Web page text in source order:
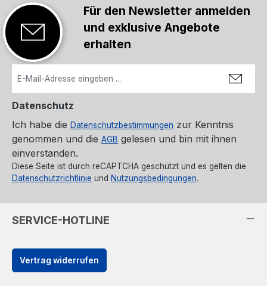
Für den Newsletter anmelden
und exklusive Angebote
erhalten
Datenschutz
Ich habe die Datenschutzbestimmungen zur Kenntnis
genommen und die AGB gelesen und bin mit ihnen
einverstanden.
Diese Seite ist durch reCAPTCHA geschützt und es gelten die
Datenschutzrichtlinie und Nutzungsbedingungen.
SERVICE-HOTLINE
Vertrag widerrufen